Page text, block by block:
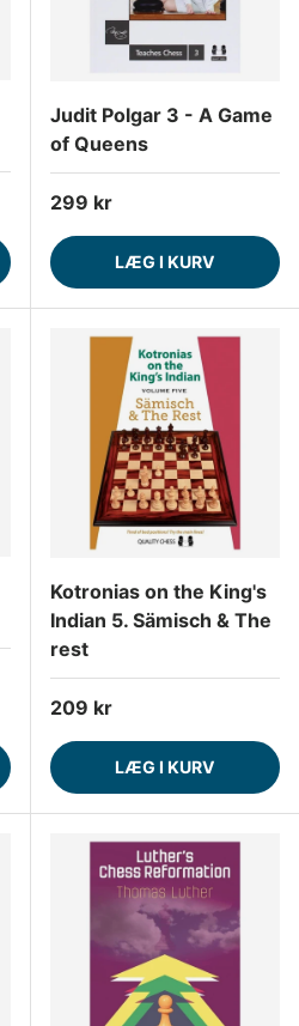
Judit Polgar 3 - A Game
of Queens
Normalpris
299 kr
LÆG I KURV
Kotronias on the King's
Indian 5. Sämisch & The
rest
Normalpris
209 kr
LÆG I KURV